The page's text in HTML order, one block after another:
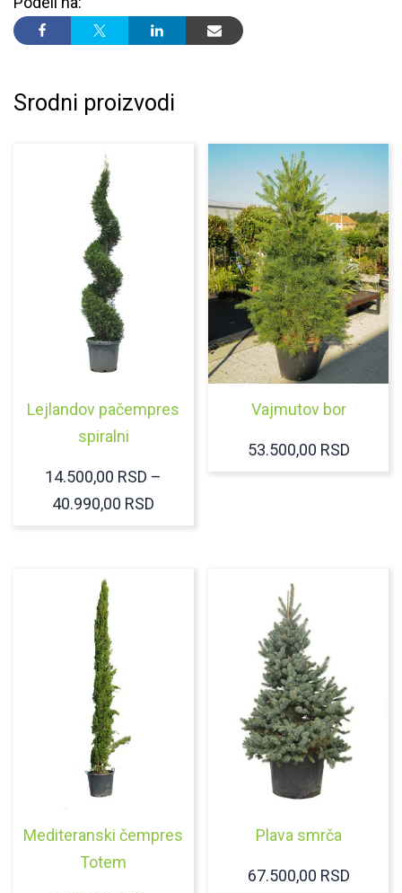
Srodni proizvodi
Lejlandov pačempres
spiralni
14.500,00 RSD –
40.990,00 RSD
Vajmutov bor
53.500,00 RSD
Mediteranski čempres
Totem
Plava smrča
67.500,00 RSD